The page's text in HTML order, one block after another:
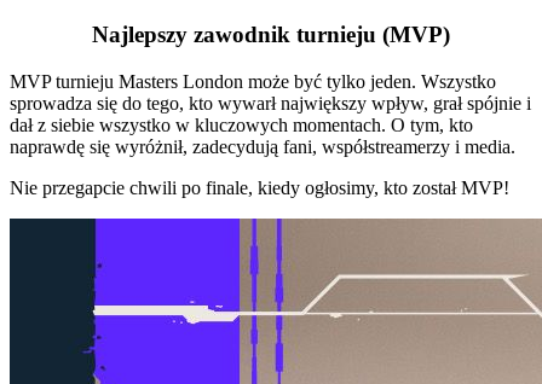
Najlepszy zawodnik turnieju (MVP)
MVP turnieju Masters London może być tylko jeden. Wszystko
sprowadza się do tego, kto wywarł największy wpływ, grał spójnie i
dał z siebie wszystko w kluczowych momentach. O tym, kto
naprawdę się wyróżnił, zadecydują fani, współstreamerzy i media.
Nie przegapcie chwili po finale, kiedy ogłosimy, kto został MVP!